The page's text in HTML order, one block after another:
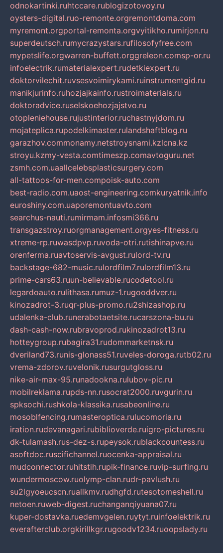
odnokartinki.ruhtccare.rublogizotovoy.ru
oysters-digital.ruo-remonte.orgremontdoma.com
myremont.orgportal-remonta.orgvyitikho.rumirjon.ru
superdeutsch.rumycrazystars.rufilosofyfree.com
mypetslife.orgwarren-buffett.orggreleon.comsp-or.ru
infoelectrik.rumaterialexpert.rudetkiexpert.ru
doktorvilechit.ruvsesvoimirykami.ruinstrumentgid.ru
manikjurinfo.ruhozjajkainfo.rustroimaterials.ru
doktoradvice.ruselskoehozjajstvo.ru
otopleniehouse.rujustinterior.ruchastnyjdom.ru
mojateplica.rupodelkimaster.rulandshaftblog.ru
garazhov.commonamy.netstroysnami.kzlcna.kz
stroyu.kzmy-vesta.comtimeszp.comavtoguru.net
zsmh.com.uaallcelebsplasticsurgery.com
all-tattoos-for-men.compoisk-auto.com
best-radio.com.uaost-engineering.comkuryatnik.info
euroshiny.com.uaporemontuavto.com
searchus-nauti.rumirmam.infosmi366.ru
transgazstroy.ruorgmanagement.orgyes-fitness.ru
xtreme-rp.ruwasdpvp.ruvoda-otri.rutishinapve.ru
orenferma.ruavtoservis-avgust.rulord-tv.ru
backstage-682-music.rulordfilm7.rulordfilm13.ru
prime-cars63.ruun-believable.rucodetool.ru
legardoauto.rulithasa.rumuz-1.rugooddver.ru
kinozadrot-3.ruqr-plus-promo.ru2shizashop.ru
udalenka-club.runerabotaetsite.rucarszona-bu.ru
dash-cash-now.rubravoprod.rukinozadrot13.ru
hotteygroup.rubagira31.rudommarketnsk.ru
dveriland73.runis-glonass51.ruveles-doroga.rutb02.ru
vrema-zdorov.ruvelonik.rusurgutgloss.ru
nike-air-max-95.runadookna.rulubov-pic.ru
mobilreklama.rupds-nn.rusocrat2000.ruvgurin.ru
spksochi.rushkola-klassika.rusabeonline.ru
mosoblfencing.rumasteroptica.rulucomoria.ru
iration.rudevanagari.rubiblioverde.ruigro-pictures.ru
dk-tulamash.rus-dez-s.rupeysok.rublackcountess.ru
asoftdoc.ruscifichannel.ruocenka-appraisal.ru
mudconnector.ruhitstih.rupik-finance.ruvip-surfing.ru
wundermoscow.ruolymp-clan.rudr-pavlush.ru
su2lgyoeucscn.ruallkmv.rudhgfd.rutesotomeshell.ru
netoen.ruweb-digest.ruchanganqiyuana07.ru
kuper-dostavka.ruedemvgelen.ruytyt.ruinfoelektrik.ru
everafterclub.orgkirillkgr.rugoodv1234.ruoopslady.ru